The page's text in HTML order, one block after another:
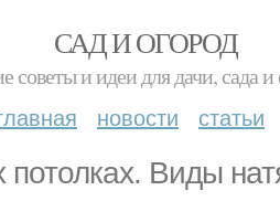
САД И ОГОРОД
советы и идеи для дачи, сада и
новости статьи
Виды